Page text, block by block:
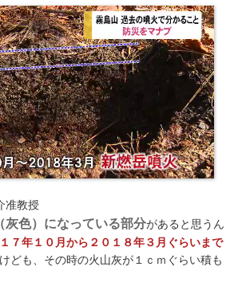
准教授
灰色）になっている部分があると思うん
７年１０月から２０１８年３月ぐらいまで
ども、その時の火山灰が１ｃｍぐらい積も